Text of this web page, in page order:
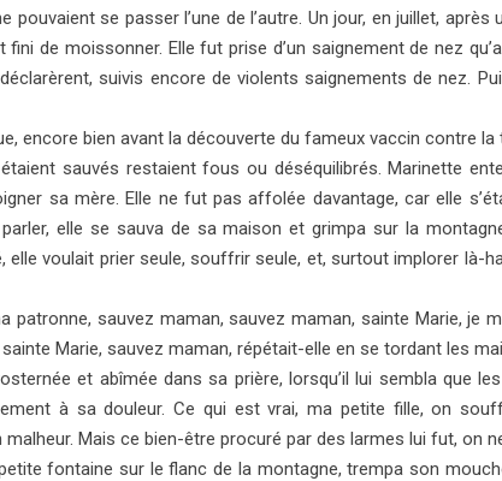
pouvaient se passer l’une de l’autre. Un jour, en juillet,
fini de moissonner. Elle fut prise d’un saignement de nez
suivis encore de violents saignements de nez.
encore bien avant la découverte du fameux vaccin contre
sauvés restaient fous ou déséquilibrés. Marinette
sa mère. Elle ne fut pas affolée davantage, car elle
elle se sauva de sa maison et grimpa sur la
elle voulait prier seule, souffrir seule, et, surtout implorer là-
patronne, sauvez maman, sauvez maman, sainte Marie, je
Marie, sauvez maman, répétait-elle en se tordant les
et abîmée dans sa prière, lorsqu’il lui sembla que
à sa douleur. Ce qui est vrai, ma petite fille, on
Mais ce bien-être procuré par des larmes lui fut, on
fontaine sur le flanc de la montagne, trempa son